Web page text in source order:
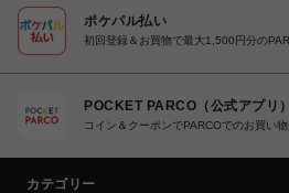
ポケパル払い
初回登録＆お買物で最大1,500円分の
POCKET PARCO（公式アプリ）
コイン＆クーポンでPARCOでのお買い
カテゴリー